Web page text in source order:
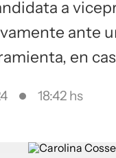
a
ante
en
18:42 hs